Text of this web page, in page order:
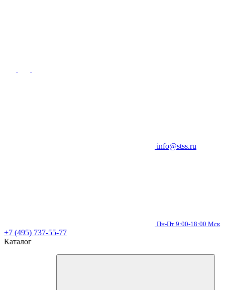
info@stss.ru
Пн-Пт 9:00-18:00 Мск
+7 (495) 737-55-77
Каталог